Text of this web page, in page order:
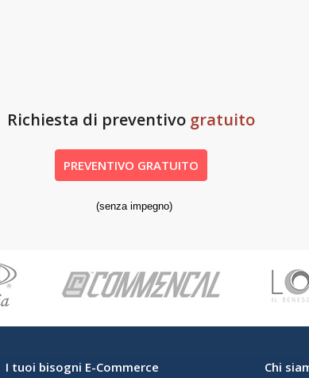
Richiesta di preventivo gratuito
PREVENTIVO GRATUITO
(senza impegno)
I tuoi bisogni E-Commerce Chi